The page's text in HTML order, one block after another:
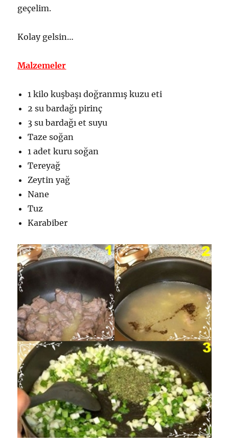
geçelim.
Kolay gelsin…
Malzemeler
1 kilo kuşbaşı doğranmış kuzu eti
2 su bardağı pirinç
3 su bardağı et suyu
Taze soğan
1 adet kuru soğan
Tereyağ
Zeytin yağ
Nane
Tuz
Karabiber